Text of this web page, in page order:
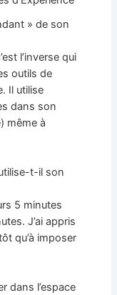
» de son
l’inverse qui
outils de
Il utilise
dans son
même à
t-il son
5 minutes
J’ai appris
qu’à imposer
dans l’espace